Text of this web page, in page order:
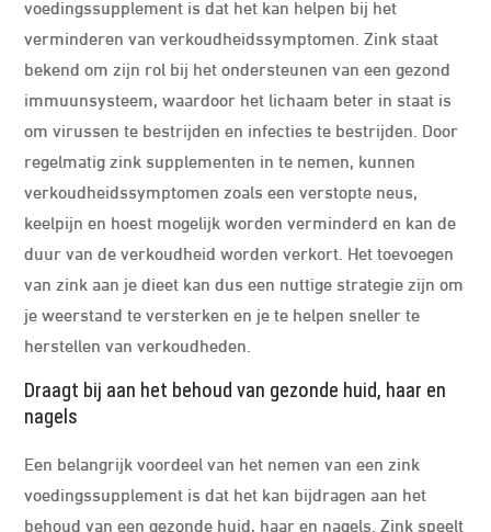
voedingssupplement is dat het kan helpen bij het
verminderen van verkoudheidssymptomen. Zink staat
bekend om zijn rol bij het ondersteunen van een gezond
immuunsysteem, waardoor het lichaam beter in staat is
om virussen te bestrijden en infecties te bestrijden. Door
regelmatig zink supplementen in te nemen, kunnen
verkoudheidssymptomen zoals een verstopte neus,
keelpijn en hoest mogelijk worden verminderd en kan de
duur van de verkoudheid worden verkort. Het toevoegen
van zink aan je dieet kan dus een nuttige strategie zijn om
je weerstand te versterken en je te helpen sneller te
herstellen van verkoudheden.
Draagt bij aan het behoud van gezonde huid, haar en
nagels
Een belangrijk voordeel van het nemen van een zink
voedingssupplement is dat het kan bijdragen aan het
behoud van een gezonde huid, haar en nagels. Zink speelt